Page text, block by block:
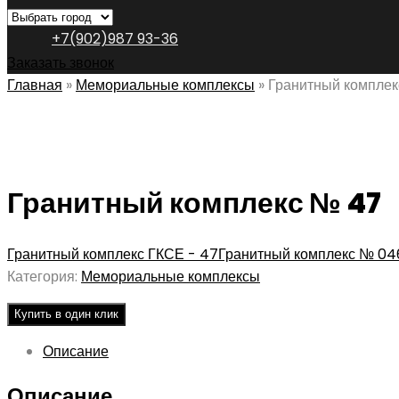
+7(902)987 93-36
Заказать звонок
Главная » Мемориальные комплексы » Гранитный
Гранитный комплекс № 47
Гранитный комплекс ГКСЕ - 47Гранитный комплекс №
Категория: Мемориальные комплексы
Купить в один клик
Описание